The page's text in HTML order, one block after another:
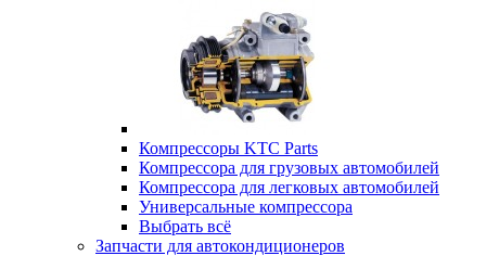
Компрессоры KTC Parts
Компрессора для грузовых автомобилей
Компрессора для легковых автомобилей
Универсальные компрессора
Выбрать всё
Запчасти для автокондиционеров